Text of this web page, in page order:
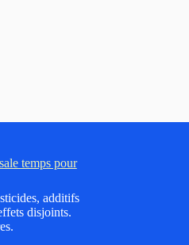
temps pour
additifs
disjoints.